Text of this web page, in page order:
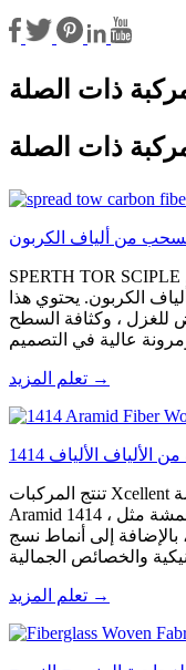
ذات الصلة
ذات الصلة
من ألياف الكربون
SPERTH TOR SCIPLE عبارة عن نسيج منسوج باستخدام غزل
الكربون. يحتوي هذا
للغزل ، وكثافة السطح
تعلم المزيد →
من الألياف الألياف
تنتج المركبات Xcellent الأقمشة Aramid في المقام الأول الفقرة
Aramid 1414 ، ويمكنها تصميمها في هياكل مختلفة من الأقمشة مثل
بالإضافة إلى أنماط نسج
تعلم المزيد →